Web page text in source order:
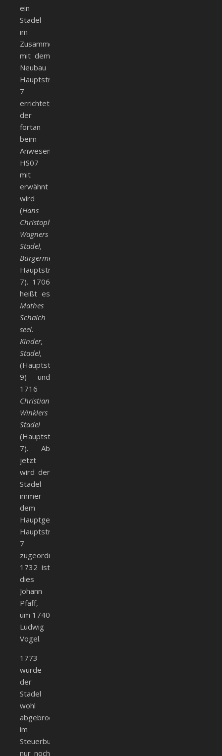
ein
Stadel
im
Zusammenhang
mit dem
Neubau
Hauptstr.
7
errichtet,
der
fortan
beim
Anwesen
HS07
mit
erwähnt
wird
(Hans
Christoph
Wagners
Stadel,
Bürgermeister,
Hauptstr.
7). 1706
heißt es
Mathes
Schaich
seel.
Kinder,
Stadel,
(Hauptstr.
9) und
1716
Christian
Winklers
Stadel
(Hauptstr.
7). Ab
jetzt
wird der
Stadel
immer
dem
Hauptgebäude
Hauptstr.
7
zugeordnet.
1732 ist
dies
Johann
Pfaff,
um 1740
Ludwig
Vogel.
1773
wurde
der
Stadel
wohl
abgebrochen,
im
Steuerbuch
nur noch